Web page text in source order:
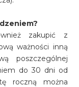
zakupić z
ważności inną
poszczególnej
do 30 dni od
roczną można